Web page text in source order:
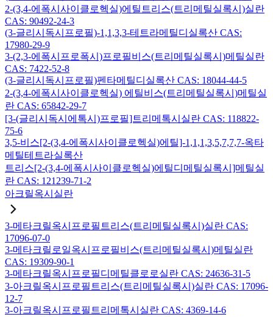
2-(3,4-에폭시사이클로헥실)에틸트리스(트리메틸실록시)실란
CAS: 90492-24-3
(3-글리시독시프로필)-1,1,3,3-테트라메틸디실록산 CAS:
17980-29-9
3-(2,3-에폭시프로폭시)프로필비스(트리메틸실록시)메틸실란
CAS: 7422-52-8
(3-글리시독시프로필)펜타메틸디실록산 CAS: 18044-44-5
2-(3,4-에폭시사이클로헥실) 에틸비스(트리메틸실록시)메틸실
란 CAS: 65842-29-7
[3-(글리시독시에톡시)프로필]트리메톡시실란 CAS: 118822-
75-6
3,5-비스[2-(3,4-에폭시사이클로헥실)에틸]-1,1,1,3,5,7,7,7-옥타
메틸테트라실록산
트리스[2-(3,4-에폭시사이클로헥실)에틸디메틸실록시]메틸실
란 CAS: 121239-71-2
아크릴옥시실란
3-메타크릴옥시프로필트리스(트리메틸실록시)실란 CAS:
17096-07-0
3-메타크릴로일옥시프로필비스(트리메틸실록시)메틸실란
CAS: 19309-90-1
3-메타크릴옥시프로필디메틸클로로실란 CAS: 24636-31-5
3-아크릴옥시프로필트리스(트리메틸실록시)실란 CAS: 17096-
12-7
3-아크릴옥시프로필트리메톡시실란 CAS: 4369-14-6